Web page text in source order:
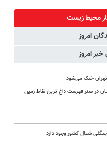
بفروشمحیط زیست
امروز
خبر امروز
| تهران خنک می‌شود
در صدر فهرست داغ‌ ترین نقاط زمین